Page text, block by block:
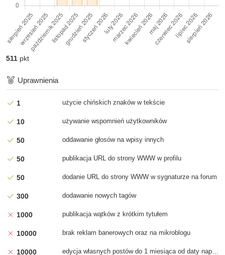
5 pkt zaOcena postu
2025-10-28 10:00
Mam nadzieję, że niedługo wejdzie ten space mining i ludzie się
w końcu przestaną ja...
2025-10-03 16:24
technologii SMR: https://storag...
2025-08-04 11:38
Dziękuję, że zmniejszyłeś mi konkurencję na rynku pracy.
5 pkt Ocena postu
ale rzadziej niż co...
511 pkt
Uprawnienia
1 użycie chińskich znaków w tekście
10 używanie wspomnień użytkowników
50 oddawanie głosów na wpisy innych
50 publikacja URL do strony WWW w profilu
50 dodanie URL do strony WWW w sygnaturze na forum
300 dodawanie nowych tagów
1000 publikacja wątków z krótkim tytułem
10000 brak reklam banerowych oraz na mikroblogu
10000 edycja własnych postów do 1 miesiąca od daty napisania